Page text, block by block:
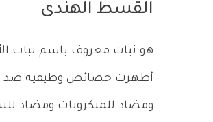
القسط الهندى
هو نبات معروف باسم نبات
أظهرت خصائص وظيفية ضد
ومضاد للميكروبات ومضاد